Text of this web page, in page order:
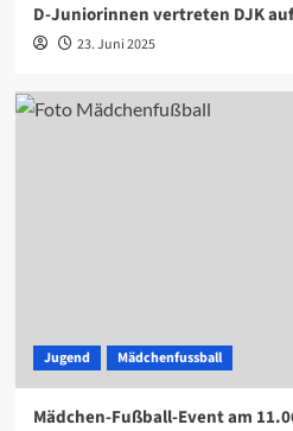
D-Juniorinnen vertreten DJK
23. Juni 2025
Jugend Mädchenfussball
Mädchen-Fußball-Event am